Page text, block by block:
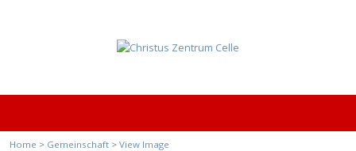
Home > Gemeinschaft > View Image